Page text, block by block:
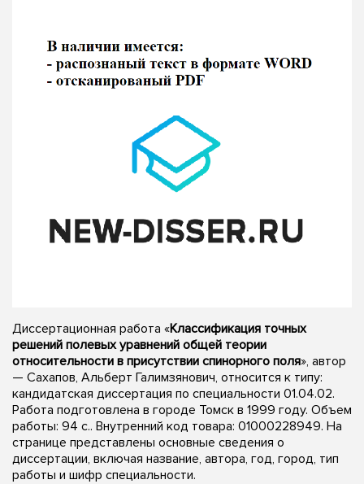
Диссертационная работа «Классификация точных
решений полевых уравнений общей теории
относительности в присутствии спинорного поля», автор
— Сахапов, Альберт Галимзянович, относится к типу:
кандидатская диссертация по специальности 01.04.02.
Работа подготовлена в городе Томск в 1999 году. Объем
работы: 94 с.. Внутренний код товара: 01000228949. На
странице представлены основные сведения о
диссертации, включая название, автора, год, город, тип
работы и шифр специальности.